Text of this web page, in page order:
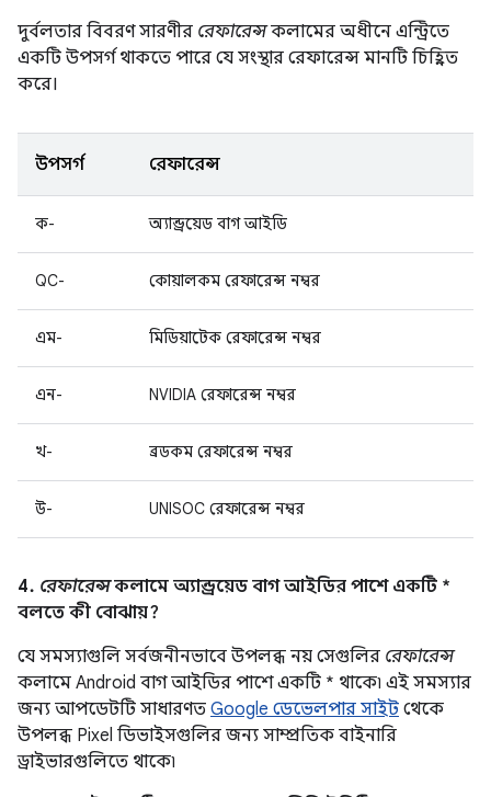
দুর্বলতার বিবরণ সারণীর রেফারেন্সকলামের অধীনে এন্ট্রিতে
একটি উপসর্গ থাকতে পারে যে সংস্থার রেফারেন্স মানটি চিহ্নিত
করে।
উপসর্গ রেফারেন্স
ক- অ্যান্ড্রয়েড বাগ আইডি
QC- কোয়ালকম রেফারেন্স নম্বর
এম- মিডিয়াটেক রেফারেন্স নম্বর
এন- NVIDIA রেফারেন্স নম্বর
খ- ব্রডকম রেফারেন্স নম্বর
উ- UNISOC রেফারেন্স নম্বর
4. রেফারেন্সকলামে অ্যান্ড্রয়েড বাগ আইডির পাশে একটি *
বলতে কী বোঝায়?
যে সমস্যাগুলি সর্বজনীনভাবে উপলব্ধ নয় সেগুলির রেফারেন্স
কলামে Android বাগ আইডির পাশে একটি * থাকে৷ এই সমস্যার
জন্য আপডেটটি সাধারণত Google ডেভেলপার সাইট থেকে
উপলব্ধ Pixel ডিভাইসগুলির জন্য সাম্প্রতিক বাইনারি
ড্রাইভারগুলিতে থাকে৷